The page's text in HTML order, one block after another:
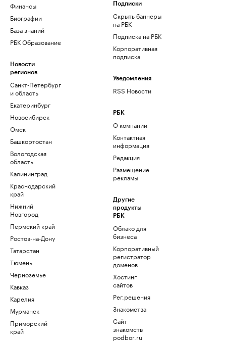
Финансы
Биографии
База знаний
РБК Образование
Новости
регионов
Санкт-Петербург
и область
Екатеринбург
Новосибирск
Омск
Башкортостан
Вологодская
область
Калининград
Краснодарский
край
Нижний
Новгород
Пермский край
Ростов-на-Дону
Татарстан
Тюмень
Черноземье
Кавказ
Карелия
Мурманск
Приморский
край
Подписки
Скрыть баннеры
на РБК
Подписка на РБК
Корпоративная
подписка
Уведомления
RSS Новости
РБК
О компании
Контактная
информация
Редакция
Размещение
рекламы
Другие
продукты
РБК
Облако для
бизнеса
Корпоративный
регистратор
доменов
Хостинг
сайтов
Рег.решения
Знакомства
Сайт
знакомств
podbor.ru